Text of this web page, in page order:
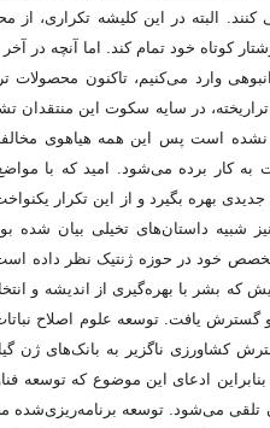
کوتاه خود تمام کند. اما آنچه در
وارد می‌کنیم، تاکنون محصولات
محصولات کشاورزی تراریخته، در سایه
است پس این همه هیاهوی
به کار برده می‌شود. امید که با
جدیدی بهره بگیرد و از این تکرار
شبیه داستان‌های تخیلی بیان شده
خود در حوزه ژنتیک نظر داده است.
که بشر با بهره‌گیری از اندیشه و
گسترش یافت. توسعه علوم اصلاح
ناگزیر به بانک‌های ژن
ادعای این موضوع که توسعه
تلقی می‌شود. توسعه